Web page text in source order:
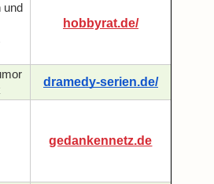
und
hobbyrat.de/
dramedy-serien.de/
gedankennetz.de